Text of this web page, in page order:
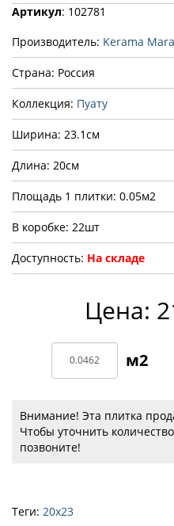
Артикул: 102781
Производитель: Kerama
Страна: Россия
Коллекция: Пуату
Ширина: 23.1см
Длина: 20см
Площадь 1 плитки: 0.05м2
В коробке: 22шт
Доступность: На складе
Цена:
Внимание! Эта плитка
Чтобы уточнить
позвоните!
Теги: 20х23